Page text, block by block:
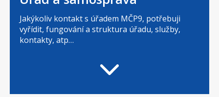
Jakýkoliv kontakt s úřadem MČP9, potřebuji
vyřídit, fungování a struktura úřadu, služby,
kontakty, atp…